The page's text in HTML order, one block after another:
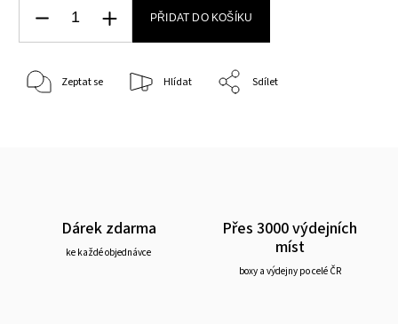
PŘIDAT DO KOŠÍKU
Zeptat se Hlídat Sdílet
Dárek zdarma
ke každé objednávce
Přes 3000 výdejních
míst
boxy a výdejny po celé ČR